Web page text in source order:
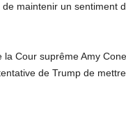
maintenir un sentiment
Cour suprême Amy
de Trump de